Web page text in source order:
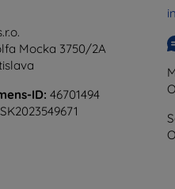
Mocka 3750/2A
ID: 46701494
SK2023549671